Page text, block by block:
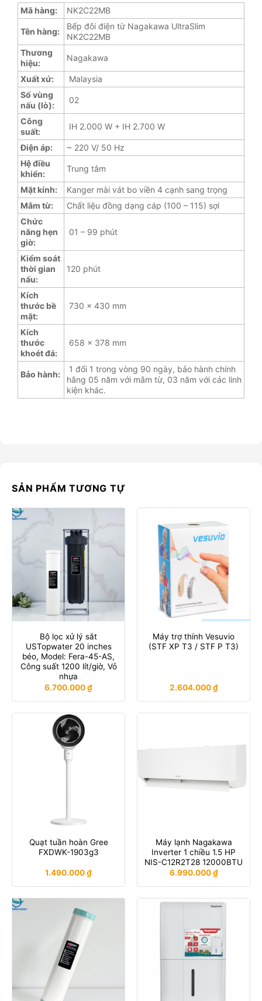
Mã hàng: NK2C22MB
Tên hàng:
Bếp đôi điện từ Nagakawa UltraSlim
NK2C22MB
Thương
hiệu:
Nagakawa
Xuất xứ:
Malaysia
Số vùng
nấu (lò):
02
Công
suất:
IH 2.000 W + IH 2.700 W
Điện áp:
~ 220 V/ 50 Hz
Hệ điều
khiển:
Trung tâm
Mặt kính:
Kanger mài vát bo viền 4 cạnh sang trọng
Mâm từ:
Chất liệu đồng dạng cáp (100 – 115) sợi
Chức
năng hẹn
giờ:
01 – 99 phút
Kiểm soát
thời gian
nấu:
120 phút
Kích
thước bề
mặt:
730 x 430 mm
Kích
thước
khoét đá:
658 x 378 mm
Bảo hành:
1 đổi 1 trong vòng 90 ngày, bảo hành chính
hãng 05 năm với mâm từ, 03 năm với các linh
kiện khác.
SẢN PHẨM TƯƠNG TỰ
Bộ lọc xử lý sắt
USTopwater 20 inches
béo, Model: Fera-45-AS,
Công suất 1200 lít/giờ, Vỏ
nhựa
6.700.000₫
Máy trợ thính Vesuvio
(STF XP T3 / STF P T3)
2.604.000₫
Quạt tuần hoàn Gree
FXDWK-1903g3
1.490.000₫
Máy lạnh Nagakawa
Inverter 1 chiều 1.5 HP
NIS-C12R2T28 12000BTU
6.990.000₫